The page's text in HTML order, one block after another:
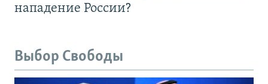
нападение России?
Выбор Свободы